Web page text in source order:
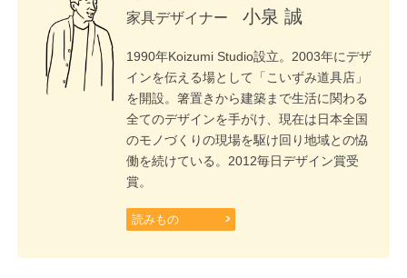
家具デザイナー
小泉 誠
1990年Koizumi Studio設立。2003年にデザ
インを伝える場として「こいずみ道具店」
を開設。箸置きから建築まで生活に関わる
全てのデザインを手がけ、現在は日本全国
のモノづくりの現場を駆け回り地域との恊
働を続けている。2012毎日デザイン賞受
賞。
読みもの